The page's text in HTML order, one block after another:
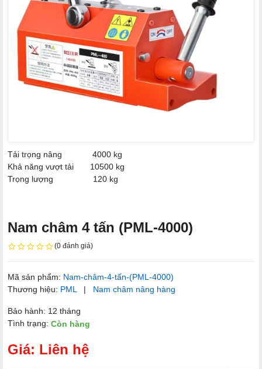
Tải trọng nâng 4000 kg
Khả năng vượt tải 10500 kg
Trọng lượng 120 kg
Nam châm 4 tấn (PML-4000)
(0 đánh giá)
Mã sản phẩm: Nam-châm-4-tấn-(PML-4000)
Thương hiệu: PML | Nam châm nâng hàng
Bảo hành: 12 tháng
Tình trạng: Còn hàng
Giá: Liên hệ